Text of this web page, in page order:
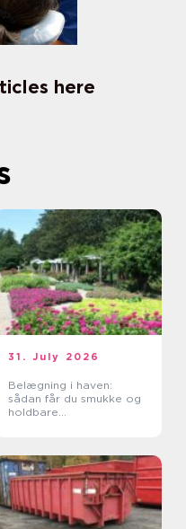
here
31. July 2026
Belægning i haven:
sådan får du smukke og
holdbare